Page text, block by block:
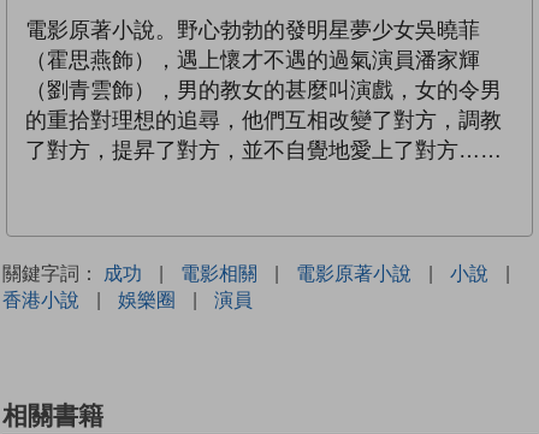
電影原著小說。野心勃勃的發明星夢少女吳曉菲
（霍思燕飾），遇上懷才不遇的過氣演員潘家輝
（劉青雲飾），男的教女的甚麼叫演戲，女的令男
的重拾對理想的追尋，他們互相改變了對方，調教
了對方，提昇了對方，並不自覺地愛上了對方……
關鍵字詞： 成功 | 電影相關 | 電影原著小說 | 小說
|
香港小說
| 娛樂圈 | 演員
相關書籍